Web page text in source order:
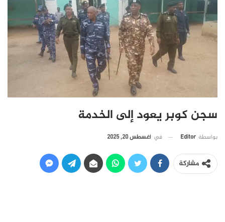
سجن كوبر يعود إلى الخدمة
بواسطة Editor في أغسطس 20, 2025
مشاركة